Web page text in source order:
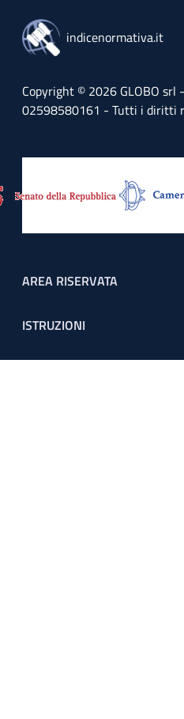
indicenormativa.it
Copyright © 2026 GLOBO srl
02598580161 - Tutti i diritti
Footer menu
AREA RISERVATA
ISTRUZIONI